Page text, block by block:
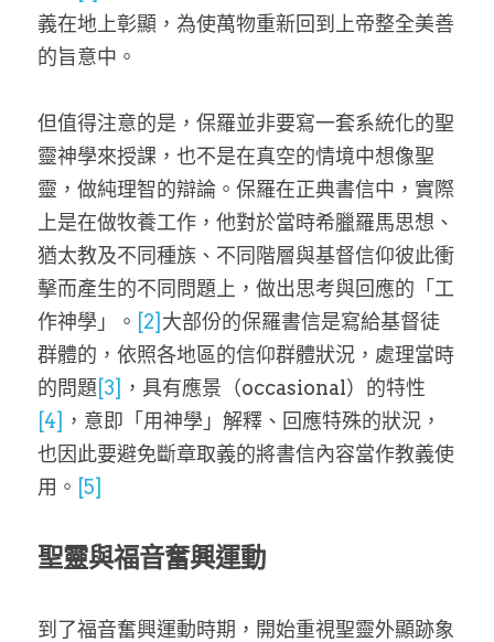
義在地上彰顯，為使萬物重新回到上帝整全美善
的旨意中。
但值得注意的是，保羅並非要寫一套系統化的聖
靈神學來授課，也不是在真空的情境中想像聖
靈，做純理智的辯論。保羅在正典書信中，實際
上是在做牧養工作，他對於當時希臘羅馬思想、
猶太教及不同種族、不同階層與基督信仰彼此衝
擊而產生的不同問題上，做出思考與回應的「工
作神學」。
[2] 大部份的保羅書信是寫給基督徒
群體的，依照各地區的信仰群體狀況，處理當時
的問題 [3]
，具有應景（occasional）的特性
[4]
，意即「用神學」解釋、回應特殊的狀況，
也因此要避免斷章取義的將書信內容當作教義使
用。 [5]
聖靈與福音奮興運動
到了福音奮興運動時期，開始重視聖靈外顯跡象